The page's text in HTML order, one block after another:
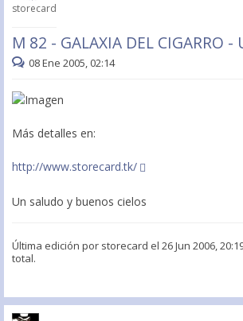
storecard
M 82 - GALAXIA DEL CIGARRO -
08 Ene 2005, 02:14
Más detalles en:
http://www.storecard.tk/
Un saludo y buenos cielos
Última edición por storecard el 26 Jun 2006,
total.